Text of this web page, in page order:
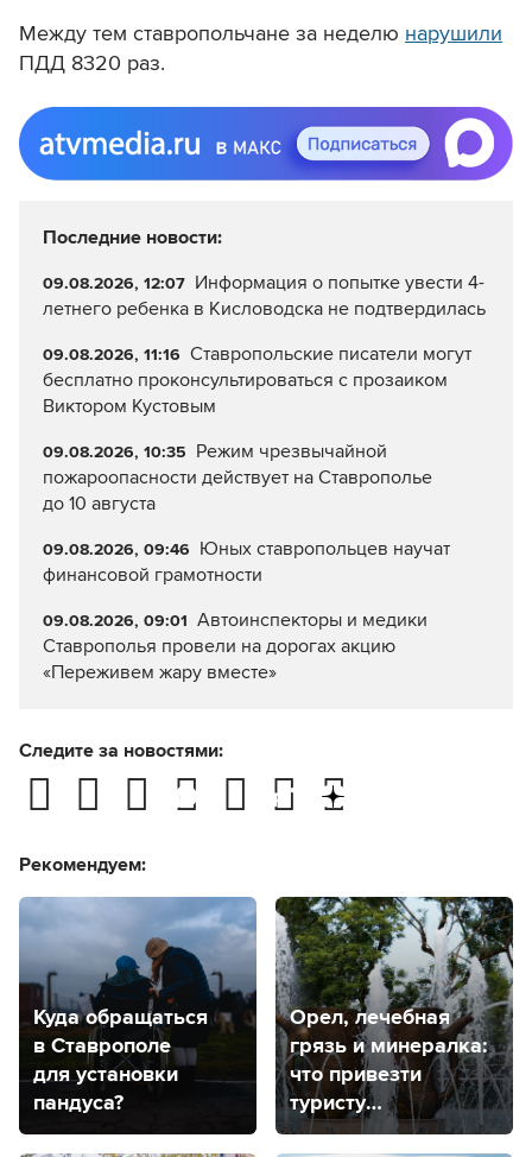
Между тем ставропольчане за неделю нарушили
ПДД 8320 раз.
Последние новости:
09.08.2026, 12:07 Информация о попытке увести 4-
летнего ребенка в Кисловодска не подтвердилась
09.08.2026, 11:16 Ставропольские писатели могут
бесплатно проконсультироваться с прозаиком
Виктором Кустовым
09.08.2026, 10:35 Режим чрезвычайной
пожароопасности действует на Ставрополье
до 10 августа
09.08.2026, 09:46 Юных ставропольцев научат
финансовой грамотности
09.08.2026, 09:01 Автоинспекторы и медики
Ставрополья провели на дорогах акцию
«Переживем жару вместе»
Следите за новостями:
Рекомендуем:
Куда обращаться
в Ставрополе
для установки
пандуса?
Орел, лечебная
грязь и минералка:
что привезти
туристу
из Кавказских